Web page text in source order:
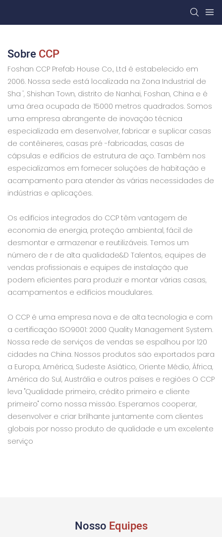
SobreCCP
Foshan CCP Prefab House Co., Ltd é estabelecido em
2006. Nossa sede está localizada na Zona Industrial de
Sha ', Shishan Town, distrito de Nanhai, Foshan, China e é
uma área ocupada de 15000 metros quadrados. Somos
uma empresa abrangente de inovação técnica
especializada em desenvolver, fabricar e suplicar casas
de contêineres, casas pré -fabricadas, casas de
cápsulas e edifícios de estrutura de aço. Também nos
especializamos em fornecer soluções de habitação e
acampamento para atender às várias necessidades de
indústrias e aplicações.
Os edifícios integrados do CCP têm vantagem de
economia de energia, proteção ambiental, fácil de
desmontar e armazenar e reutilizáveis. Temos um
número de r de alta qualidade&D Talentos, equipes de
vendas profissionais e equipes de instalação que
podem eficientes para produzir e montar várias casas,
acampamentos e edifícios moudulares.
O CCP é uma empresa nova e de alta tecnologia e com
a certificação ISO9001: 2000 Quality Management System.
Nossa rede de serviços de vendas se espalhou por 120
cidades na China. Nossos produtos são exportados para
a Europa, América, Sudeste Asiático, Oriente Médio, África,
América do Sul, Austrália e outros países e regiões O CCP
leva "Qualidade primeiro, crédito primeiro e cliente
primeiro" como nossa missão. Esperamos cooperar,
desenvolver e criar brilhante juntamente com clientes
globais por nosso produto de qualidade e um excelente
serviço
Nosso Equipes